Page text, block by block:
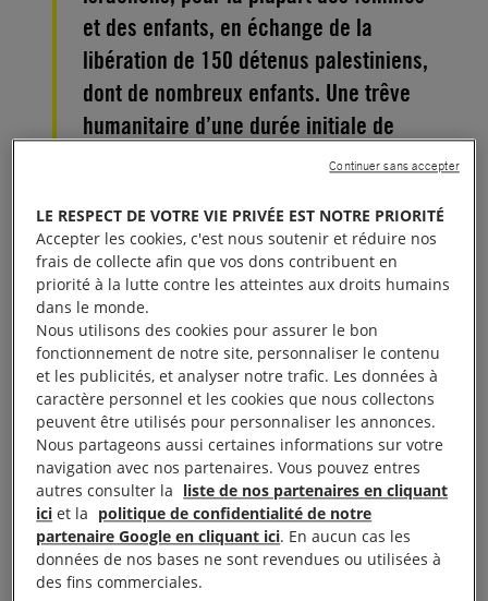
et des enfants, en échange de la
libération de 150 détenus palestiniens,
dont de nombreux enfants. Une trêve
humanitaire d’une durée initiale de
quatre jours a été annoncée. Si elle
plus de deux millions de civils, elle
n’est pas suffisante. La seule réponse
viable reste un cessez-le-feu.
C’est un soulagement immense, pour toutes les
personnes concernées et leurs familles. Au moins
50 otages capturés par le Hamas et par d’autres
groupes armés vont être libérés ainsi que
150 Palestiniens détenus dans les prisons
israéliennes. Cet accord doit ouvrir la voie à de
nouvelles libérations et à un cessez-le-feu durable.
L’accord pourrait inclure 50 otages supplémentaires
LE RESPECT DE VOTRE VIE PRIVÉE EST NOTRE PRIORITÉ
Accepter les cookies, c'est nous soutenir et réduire nos
frais de collecte afin que vos dons contribuent en
priorité à la lutte contre les atteintes aux droits humains
dans le monde.
Nous utilisons des cookies pour assurer le bon
fonctionnement de notre site, personnaliser le contenu
et les publicités, et analyser notre trafic. Les données à
caractère personnel et les cookies que nous collectons
peuvent être utilisés pour personnaliser les annonces.
Nous partageons aussi certaines informations sur votre
navigation avec nos partenaires. Vous pouvez entres
autres consulter la liste de nos partenaires en cliquant
ici et la politique de confidentialité de notre
partenaire Google en cliquant ici. En aucun cas les
données de nos bases ne sont revendues ou utilisées à
des fins commerciales.
Continuer sans accepter